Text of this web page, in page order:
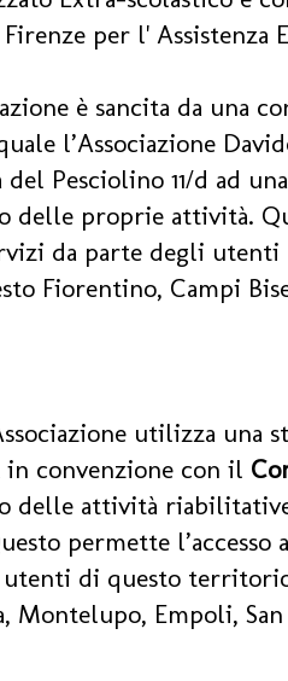
per l' Assistenza
è sancita da una
l’Associazione
Pesciolino 11/d ad
delle proprie attività.
da parte degli
Fiorentino, Campi
utilizza una
in convenzione con il
delle attività
permette
di questo territorio
Montelupo, Empoli, San